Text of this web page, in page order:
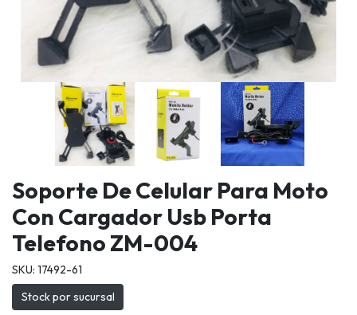
Soporte De Celular Para Moto
Con Cargador Usb Porta
Telefono ZM-004
SKU: 17492-61
Stock por sucursal